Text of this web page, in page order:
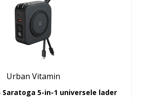
Urban Vitamin
Saratoga 5-in-1 universele lader